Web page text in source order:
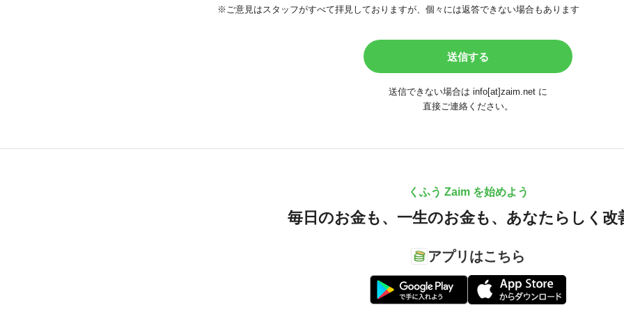
※ご意見はスタッフがすべて拝見しておりますが、個々には返答できない場合もあります
送信できない場合は info[at]zaim.net に
直接ご連絡ください。
くふう Zaim を始めよう
毎日のお金も、 一生のお金も、 あなたらしく改
アプリはこちら